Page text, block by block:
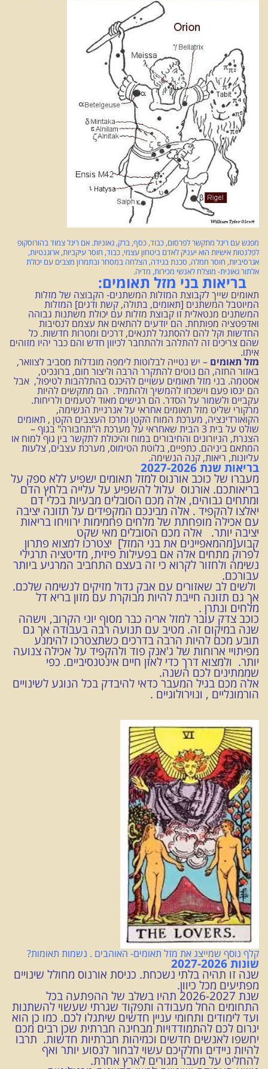
מפגש עם ריגל מתקשר לפרסום, כבוד, כסף, ברק, גאוניות. אם ריגל צמוד בהורוסקופ
לפלנטות אישיות הוא יעניק לאדם ביטחון עצמי, כבוד, חוסר עיקביות, ארוגנטיות,
אגרסיביות, חוסר חמלה, סכנת בגידה, הצלחה במסחר ובתמרון מצבים עם יכולת
אלתור גאונית- מוצלח לאנשי מכירות, מדיה.
בריאות בני מזל תאומים:
תאומים שייך לקבוצת המזלות המשתנים- הקבוצה של מזלות
המיוטבל המשתנים [תאומים, בתולה, קשת ודגים] המזלות
המשתנים מנטאלית זו קבוצת מזלות עם יכולת משתנות גבוהה
ואדפטציה מפותחת. הם יודעים להתאים את עצמם לנסיבות
החדשות וקל להם להסתגל לתנאים, דרכים ומטרות חדשות. כל
שהם צריכים זה להתלהב ולהתחבר לכיוון חדש והם כבר יהיו מזוהים
איתו.
מזל תאומים – יש נטייה לבלוטות לימפה מוגדלות מסביב לצוואר,
באזור החזה, הם נוטים להתקרר הרבה וליצור חום, ברונכיט,
אסטמה. בני מזל תאומים עשויים להיכנס בהתלהבות לטיפול, אבל
הם ינסו פעם וישכחו להמשיך ולהתמיד. הם מתקשים להיות
עקביים ולשמור על הסדר. הם רגישים מאוד לטעמים ולריחות.
מרקורי שליט מזל תאומים אחראי על אנרגיית הנשימה,
הקואורדינציה, מערכת המוח הקטן ומרכז העצבים הקטן , תאומים
שולט על בית 3 הבית שאחראי על מערכת ה"תחבורה" בגוף –
הצנרת, הניורונים והחיבורים במוח והיכולת לתקשר בין גוף למוח או
המתאם ביניהם. כתפיים, בלוטת הטימוס, מערכת עצבים, צלעות
עליונות, ריאות, קנה הנשימה.
בריאות שנת 2027-2026
מעברו של כוכב אורנוס למזל תאומים ישפיע ללא ספק על
בריאותכם. אורנוס עלול להשפיע על עלייה בלחץ הדם
ומתחים גבוהים, אלה מכם הסובלים מבעיות בכלי דם
יאלצו להקפיד . אלה מבינכם המקפידים על תזונה יציבה
עם אכילה מופחתת של מלחים פחמימות ירוויחו בריאות
יציבה יותר. אלה מכם הסובלים מאי שקט
קבוע[מהמאפיינים את בני המזל] יצטרכו למצוא פתרון
לפרוק מתחים אלה אם בפעילות פיזית, מדיטציה תרגילי
נשימה ולחזור לקרוא כי זה בעצם התחביב המרגיע ביותר
עבורכם.
ולשים לב שאזורים עם אבק גדול מזיקים לנשימה שלכם.
אך גם תזונה חייבת להיות מבוקרת עם מזון בריא דל
מלחים ונתרן .
כוכב צדק עובר למזל אריה כבר מסוף יוני הקרוב, וישהה
שנה במיקום זה. מטיב עם תנועה רבה בעבודה אך גם
תובע מכם להיות הרבה בדרכים כשתצטרכו להימנע
מפיתויי ארוחות של ג'אנק פוד ולהקפיד על אכילה צנועה
יותר. ולמצוא דרך כדי לאזן חיים אינטנסיביים. כפי
שממתינים לכם השנה.
אלה מכם בגיל המעבר כדאי להיבדק בכל הנוגע לשינויים
הורמונליים , ונוירולוגיים .
קלף נוסף שמייצג את מזל תאומים- האוהבים . נשמות תאומות?
שונות 2027-2026
שנה זו תהיה בלתי נשכחת. כניסת אורנוס מחולל שינויים
מפתיעים מכל כיוון.
שנת 2026-2027 תהיו בשלב של ההפתעה בכל
התחומים החל מעבודה ותפקוד שגרתי שעשוי להשתנות
ועד לימודים ותחומי עניין חדשים שיתגלו לכם. כמו כן הוא
יגרום לכם להתמודדויות מבחינה חברתית שכן רבים מכם
יחשפו לאנשים חדשים וכמיהות חברתיות חדשות. תרבו
להיות ניידים וחלקיכם עשוי לבחור לנסוע יותר ואף
להחליט על מעבר מגורים לארץ אחרת.